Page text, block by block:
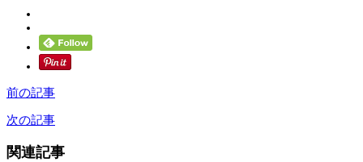
前の記事
次の記事
関連記事